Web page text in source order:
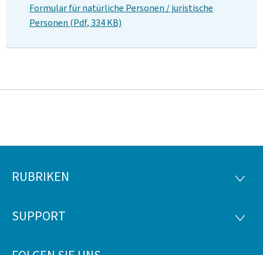
Formular für natürliche Personen / juristische
Personen (Pdf, 334 KB)
Footer
RUBRIKEN
SUPPORT